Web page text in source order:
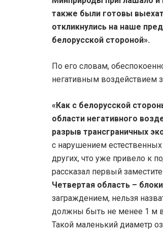
также были готовы
откликнулись на наше
белорусской стороной».
По его словам,
негативным воздействием
«Как с белорусской
области негативного
разрыв трансграничных
с нарушением
других, что уже привело к
рассказал первый
Четвертая область –
заграждением, нельзя
должны быть не менее 1 м
Такой маленький диаметр